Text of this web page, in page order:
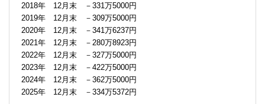
2018年 12月末 －331万5000円
2019年 12月末 －309万5000円
2020年 12月末 －341万6237円
2021年 12月末 －280万8923円
2022年 12月末 －327万5000円
2023年 12月末 －422万5000円
2024年 12月末 －362万5000円
2025年 12月末 －334万5372円